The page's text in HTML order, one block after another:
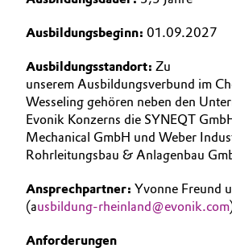
Ausbildungsbeginn: 01.09.2027
Ausbildungsstandort: Zu
unserem Ausbildungsverbund im
Wesseling gehören neben den
Evonik Konzerns die SYNEQT
Mechanical GmbH und Weber
Rohrleitungsbau & Anlagenbau
Ansprechpartner: Yvonne Freund
(ausbildung-rheinland@evonik.com
Anforderungen